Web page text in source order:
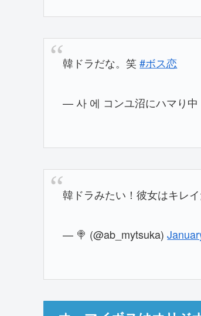
韓ドラだな。笑#ボス恋
— 사 에 コンユ沼にハマり
韓ドラみたい！彼女はキレ
— 🍭 (@ab_mytsuka)